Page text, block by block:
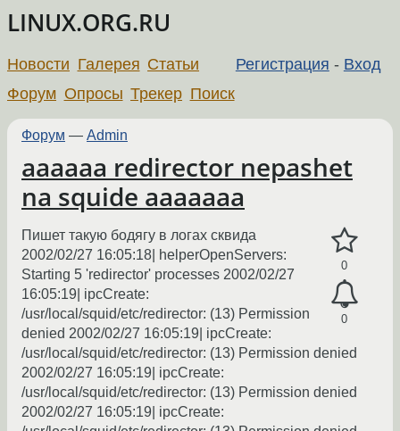
LINUX.ORG.RU
Регистрация - Вход
Новости Галерея Статьи
Форум Опросы Трекер Поиск
Форум — Admin
aaaaaa redirector nepashet
na squide aaaaaaa
0
0
Пишет такую бодягу в логах сквида
2002/02/27 16:05:18| helperOpenServers:
Starting 5 'redirector' processes 2002/02/27
16:05:19| ipcCreate:
/usr/local/squid/etc/redirector: (13) Permission
denied 2002/02/27 16:05:19| ipcCreate:
/usr/local/squid/etc/redirector: (13) Permission denied
2002/02/27 16:05:19| ipcCreate:
/usr/local/squid/etc/redirector: (13) Permission denied
2002/02/27 16:05:19| ipcCreate: